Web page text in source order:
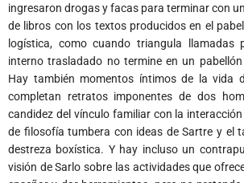
ingresaron drogas y facas para terminar con
de libros con los textos producidos en el
logística, como cuando triangula llamadas
interno trasladado no termine en un
Hay también momentos íntimos de la vida
completan retratos imponentes de dos
candidez del vínculo familiar con la
de filosofía tumbera con ideas de Sartre y el
destreza boxística. Y hay incluso un
visión de Sarlo sobre las actividades que